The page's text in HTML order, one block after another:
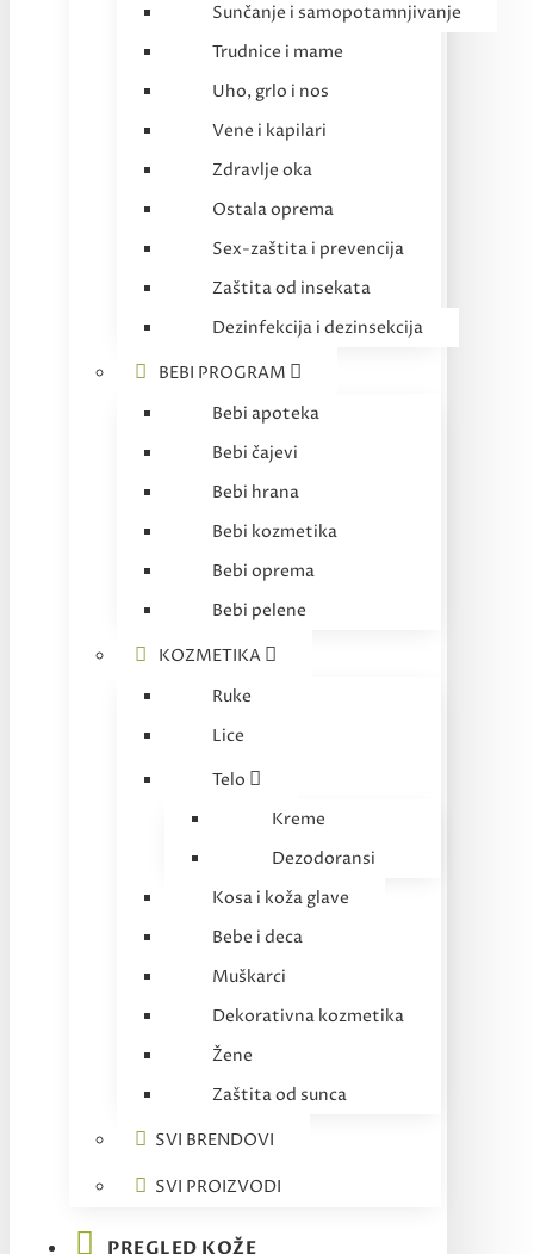
Sunčanje i samopotamnjivanje
Trudnice i mame
Uho, grlo i nos
Vene i kapilari
Zdravlje oka
Ostala oprema
Sex-zaštita i prevencija
Zaštita od insekata
Dezinfekcija i dezinsekcija
BEBI PROGRAM
Bebi apoteka
Bebi čajevi
Bebi hrana
Bebi kozmetika
Bebi oprema
Bebi pelene
KOZMETIKA
Ruke
Lice
Telo
Kreme
Dezodoransi
Kosa i koža glave
Bebe i deca
Muškarci
Dekorativna kozmetika
Žene
Zaštita od sunca
SVI BRENDOVI
SVI PROIZVODI
PREGLED KOŽE